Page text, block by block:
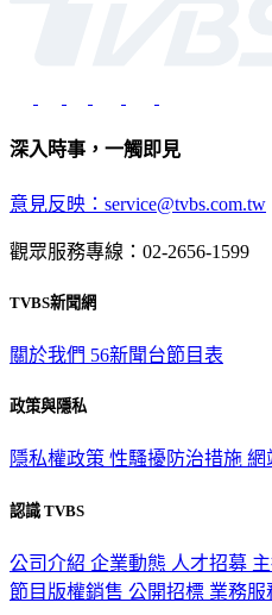
深入時事，一觸即見
意見反映：service@tvbs.com.tw
觀眾服務專線：02-2656-1599
TVBS新聞網
關於我們 56新聞台節目表
政策與隱私
隱私權政策 性騷擾防治措施 網
認識 TVBS
公司介紹 企業動態 人才招募
節目版權銷售 公開招標 業務服